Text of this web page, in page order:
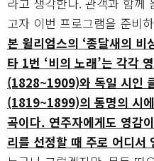
고자 이번 프로그램을 준비
본 윌리엄스의 ‘종달새의 비
타 1번 ‘비의 노래’는 각각
(1828~1909)와 독일 시인
(1819~1899)의 동명의 시
곡이다. 연주자에게도 영감
리를 선정할 때 주로 어디서